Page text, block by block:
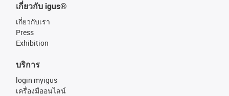
เกี่ยวกับ igus®
เกี่ยวกับเรา
Press
Exhibition
บริการ
login myigus
เครื่องมืออนไลน์